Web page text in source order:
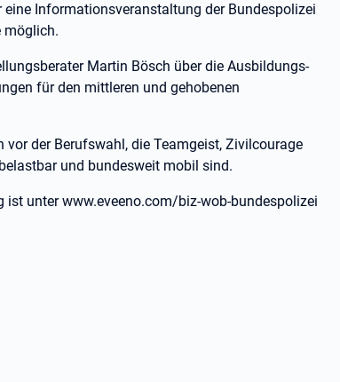
Informationsveranstaltung der Bundespolizei
möglich.
Martin Bösch über die Ausbildungs-
für den mittleren und gehobenen
der Berufswahl, die Teamgeist, Zivilcourage
und bundesweit mobil sind.
unter www.eveeno.com/biz-wob-bundespolizei